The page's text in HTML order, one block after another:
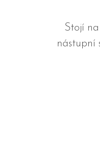
Stojí
nástupní